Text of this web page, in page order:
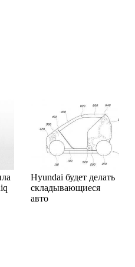
Hyundai будет делать
складывающиеся
авто